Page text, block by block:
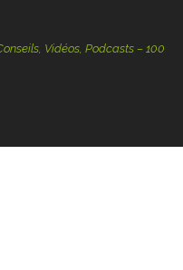
Vidéos, Podcasts – 100 % Nature